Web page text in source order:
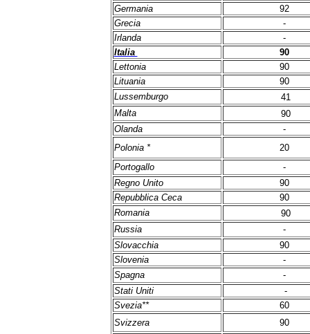
Germania
92
Grecia
-
Irlanda
-
Italia
90
Lettonia
90
Lituania
90
Lussemburgo
41
Malta
90
Olanda
-
Polonia *
20
Portogallo
-
Regno Unito
90
Repubblica Ceca
90
Romania
90
Russia
-
Slovacchia
90
Slovenia
-
Spagna
-
Stati Uniti
-
Svezia**
60
Svizzera
90